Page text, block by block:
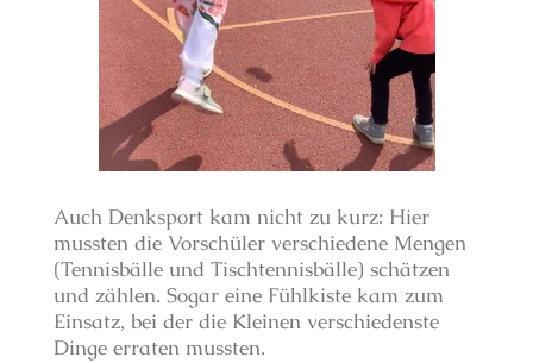
Auch Denksport kam nicht zu kurz: Hier
mussten die Vorschüler verschiedene Mengen
(Tennisbälle und Tischtennisbälle) schätzen
und zählen. Sogar eine Fühlkiste kam zum
Einsatz, bei der die Kleinen verschiedenste
Dinge erraten mussten.